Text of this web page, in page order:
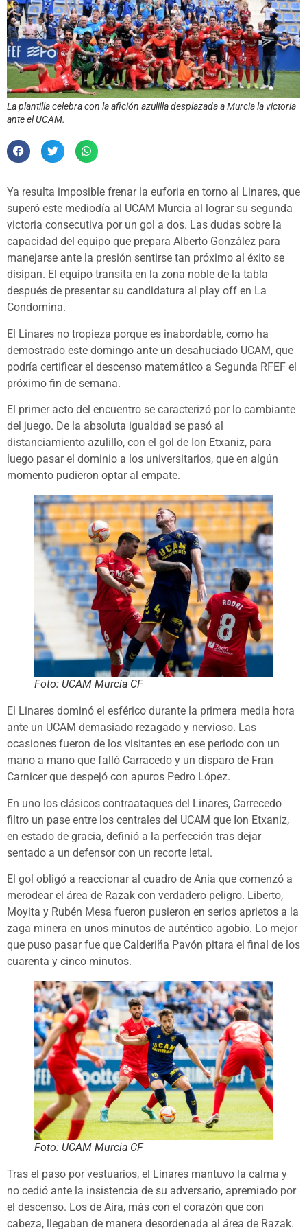
La plantilla celebra con la afición azulilla desplazada a Murcia la victoria
ante el UCAM.
Ya resulta imposible frenar la euforia en torno al Linares, que
superó este mediodía al UCAM Murcia al lograr su segunda
victoria consecutiva por un gol a dos. Las dudas sobre la
capacidad del equipo que prepara Alberto González para
manejarse ante la presión sentirse tan próximo al éxito se
disipan. El equipo transita en la zona noble de la tabla
después de presentar su candidatura al play off en La
Condomina.
El Linares no tropieza porque es inabordable, como ha
demostrado este domingo ante un desahuciado UCAM, que
podría certificar el descenso matemático a Segunda RFEF el
próximo fin de semana.
El primer acto del encuentro se caracterizó por lo cambiante
del juego. De la absoluta igualdad se pasó al
distanciamiento azulillo, con el gol de Ion Etxaniz, para
luego pasar el dominio a los universitarios, que en algún
momento pudieron optar al empate.
Foto: UCAM Murcia CF
El Linares dominó el esférico durante la primera media hora
ante un UCAM demasiado rezagado y nervioso. Las
ocasiones fueron de los visitantes en ese periodo con un
mano a mano que falló Carracedo y un disparo de Fran
Carnicer que despejó con apuros Pedro López.
En uno los clásicos contraataques del Linares, Carrecedo
filtro un pase entre los centrales del UCAM que Ion Etxaniz,
en estado de gracia, definió a la perfección tras dejar
sentado a un defensor con un recorte letal.
El gol obligó a reaccionar al cuadro de Ania que comenzó a
merodear el área de Razak con verdadero peligro. Liberto,
Moyita y Rubén Mesa fueron pusieron en serios aprietos a la
zaga minera en unos minutos de auténtico agobio. Lo mejor
que puso pasar fue que Calderiña Pavón pitara el final de los
cuarenta y cinco minutos.
Foto: UCAM Murcia CF
Tras el paso por vestuarios, el Linares mantuvo la calma y
no cedió ante la insistencia de su adversario, apremiado por
el descenso. Los de Aira, más con el corazón que con
cabeza, llegaban de manera desordenada al área de Razak.